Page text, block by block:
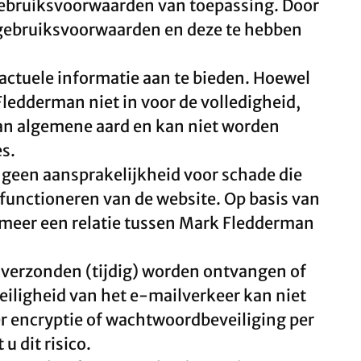
van toepassing. Door
en deze te hebben
informatie aan te bieden. Hoewel
niet in voor de volledigheid,
algemene aard en kan niet worden
aansprakelijkheid voor schade die
van de website. Op basis van
een relatie tussen Mark Fledderman
(tijdig) worden ontvangen of
van het e-mailverkeer kan niet
encryptie of wachtwoordbeveiliging per
u dit risico.